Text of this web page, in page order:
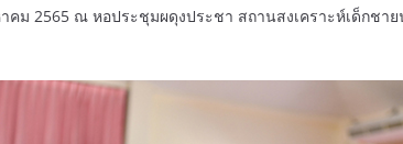
ม 2565 ณ หอประชุมผดุงประชา สถานสงเคราะห์เด็กชาย